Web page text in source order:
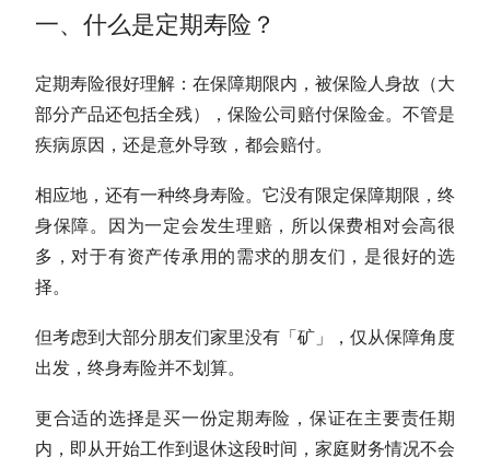
一、什么是定期寿险？
定期寿险很好理解：在保障期限内，被保险人身故（大
部分产品还包括全残），保险公司赔付保险金。不管是
疾病原因，还是意外导致，都会赔付。
相应地，还有一种终身寿险。它没有限定保障期限，终
身保障。因为一定会发生理赔，所以保费相对会高很
多，对于有资产传承用的需求的朋友们，是很好的选
择。
但考虑到大部分朋友们家里没有「矿」，仅从保障角度
出发，终身寿险并不划算。
更合适的选择是买一份定期寿险，保证在主要责任期
内，即从开始工作到退休这段时间，家庭财务情况不会